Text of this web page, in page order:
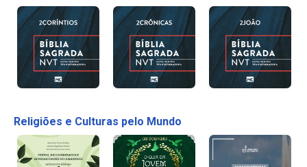
Religiões e Culturas pelo Mundo